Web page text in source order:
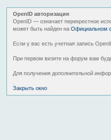
OpenID авторизация
OpenID — означает перекрестное
может быть найден на Официальном
Если у вас есть учетная запись
При первом визите на форум вам
Для получения дополнительной
Закрыть окно